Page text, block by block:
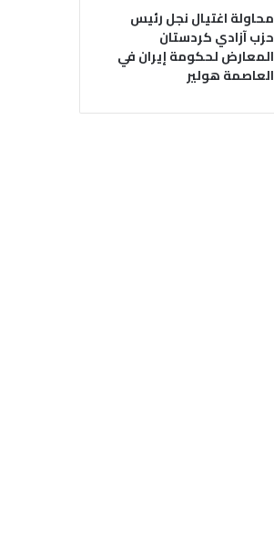
محاولة اغتيال نجل رئيس
حزب آزادي كردستان
المعارض لحكومة إيران في
العاصمة هولير